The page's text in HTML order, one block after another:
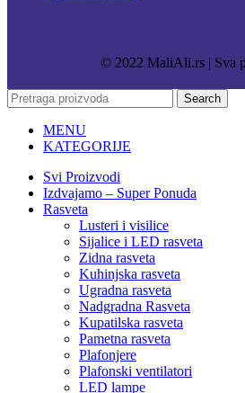
© 2022 MaliAli.rs | Sva
Search
MENU
KATEGORIJE
Svi Proizvodi
Izdvajamo – Super Ponuda
Rasveta
Lusteri i visilice
Sijalice i LED rasveta
Zidna rasveta
Kuhinjska rasveta
Ugradna rasveta
Nadgradna Rasveta
Kupatilska rasveta
Pametna rasveta
Plafonjere
Plafonski ventilatori
LED lampe